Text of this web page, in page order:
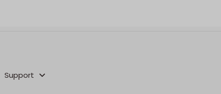
Support